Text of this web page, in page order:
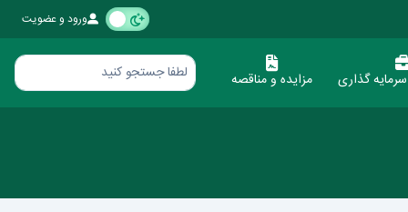
ورود و عضویت
گذاری مزایده و مناقصه